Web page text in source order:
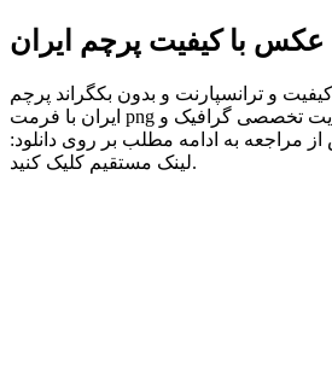
عکس با کیفیت پرچم ایران
و ترانسپارنت و بدون بکگراند پرچم
ایران با فرمت png و کیفیت بسیار بالا از سایت تخصصی گرافیک و
مراجعه به ادامه مطلب بر روی دانلود:
لینک مستقیم کلیک کنید.